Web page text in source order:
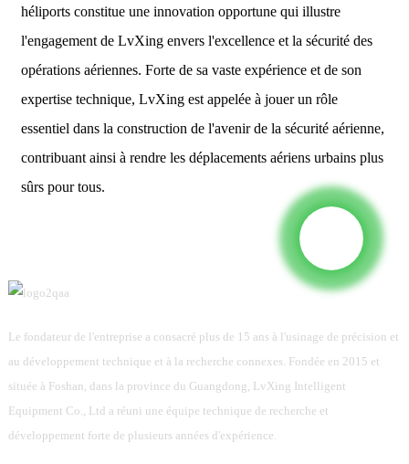
héliports constitue une innovation opportune qui illustre
l'engagement de LvXing envers l'excellence et la sécurité des
opérations aériennes. Forte de sa vaste expérience et de son
expertise technique, LvXing est appelée à jouer un rôle
essentiel dans la construction de l'avenir de la sécurité aérienne,
contribuant ainsi à rendre les déplacements aériens urbains plus
sûrs pour tous.
Le fondateur de l'entreprise a consacré plus de 15 ans à l'usinage de précision et
au développement technique et à la recherche connexes. Fondée en 2015 et
située à Foshan, dans la province du Guangdong, LvXing Intelligent
Equipment Co., Ltd a réuni une équipe technique de recherche et
développement forte de plusieurs années d'expérience.